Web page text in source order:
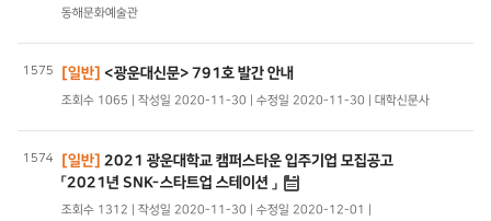
동해문화예술관
1575 [일반] <광운대신문> 791호 발간 안내
조회수 1065 | 작성일 2020-11-30 | 수정일 2020-11-30 | 대학신문사
1574 [일반] 2021 광운대학교 캠퍼스타운 입주기업 모집공고
「2021년 SNK-스타트업 스테이션 」
조회수 1312 | 작성일 2020-11-30 | 수정일 2020-12-01 |